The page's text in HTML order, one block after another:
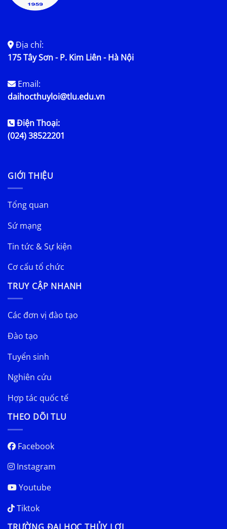
Địa chỉ:
175 Tây Sơn - P. Kim Liên - Hà Nội
Email:
daihocthuyloi@tlu.edu.vn
Điện Thoại:
(024) 38522201
GIỚI THIỆU
Tổng quan
Sứ mạng
Tin tức & Sự kiện
Cơ cấu tổ chức
TRUY CẬP NHANH
Các đơn vị đào tạo
Đào tạo
Tuyển sinh
Nghiên cứu
Hợp tác quốc tế
THEO DÕI TLU
Facebook
Instagram
Youtube
Tiktok